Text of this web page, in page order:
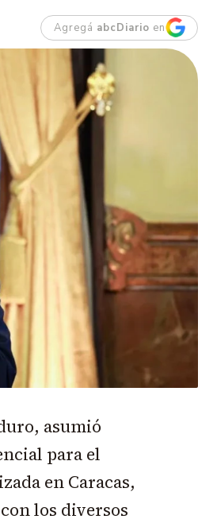
Agregá abcDiario en
asumió
para el
en Caracas,
los diversos